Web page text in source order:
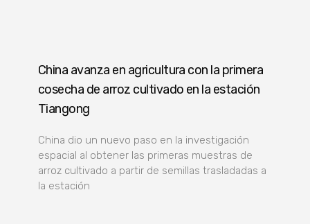
China avanza en agricultura con la primera
cosecha de arroz cultivado en la estación
Tiangong
China dio un nuevo paso en la investigación
espacial al obtener las primeras muestras de
arroz cultivado a partir de semillas trasladadas a
la estación